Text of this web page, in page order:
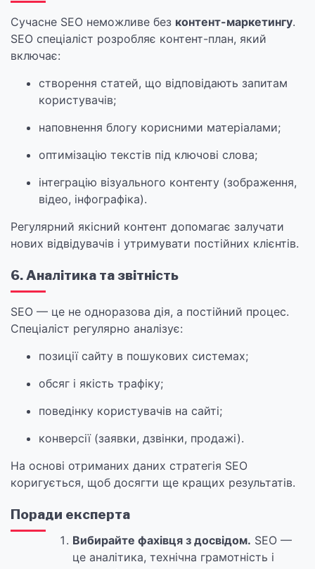
Сучасне SEO неможливе без контент-маркетингу.
SEO спеціаліст розробляє контент-план, який
включає:
створення статей, що відповідають запитам
користувачів;
наповнення блогу корисними матеріалами;
оптимізацію текстів під ключові слова;
інтеграцію візуального контенту (зображення,
відео, інфографіка).
Регулярний якісний контент допомагає залучати
нових відвідувачів і утримувати постійних клієнтів.
6. Аналітика та звітність
SEO — це не одноразова дія, а постійний процес.
Спеціаліст регулярно аналізує:
позиції сайту в пошукових системах;
обсяг і якість трафіку;
поведінку користувачів на сайті;
конверсії (заявки, дзвінки, продажі).
На основі отриманих даних стратегія SEO
коригується, щоб досягти ще кращих результатів.
Поради експерта
Вибирайте фахівця з досвідом. SEO —
це аналітика, технічна грамотність і